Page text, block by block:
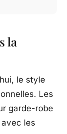
la
le style
Les
garde-robe
les